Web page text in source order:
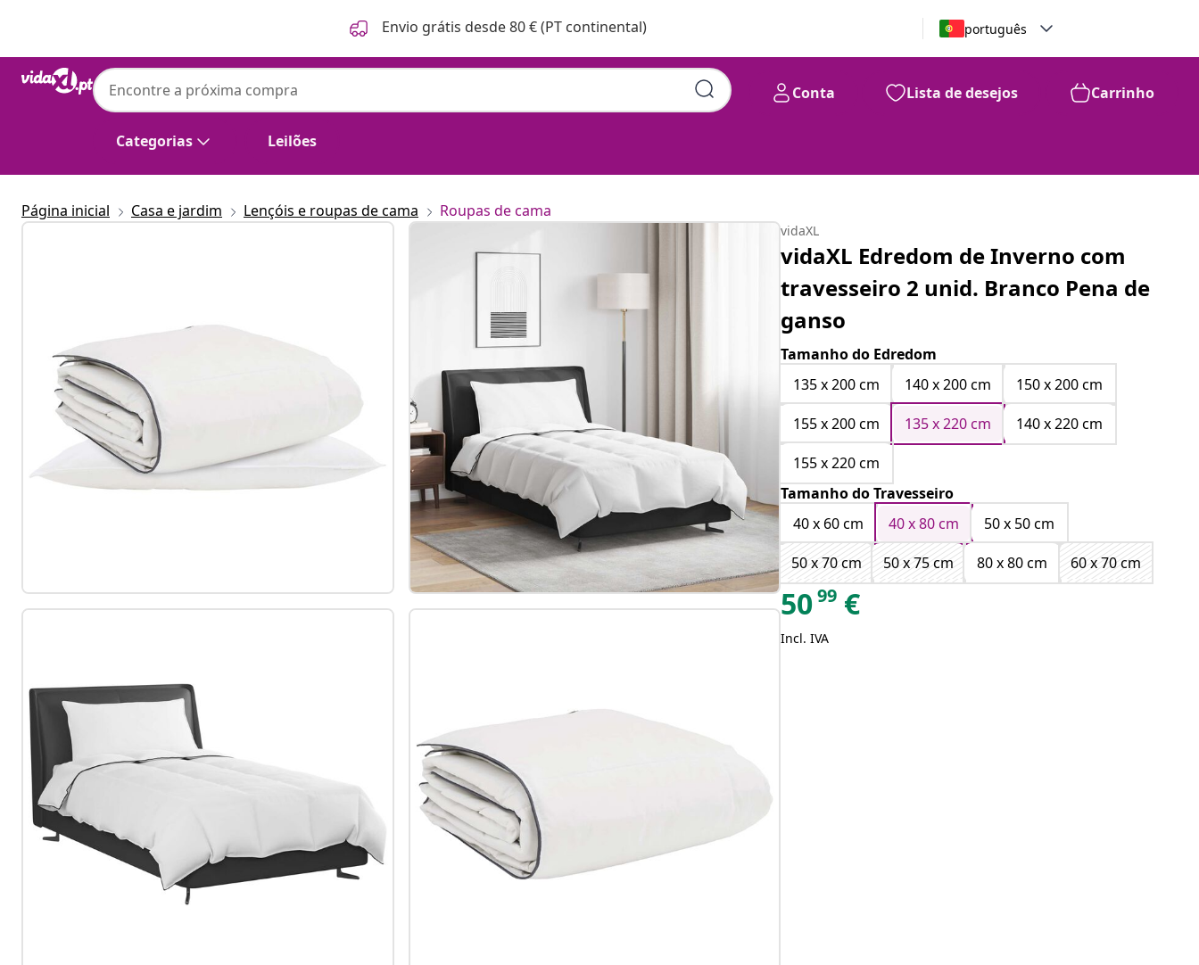
Envio grátis desde 80 € (PT continental) português
Categorias Leilões
Conta Lista de desejos Carrinho
Página inicial Casa e jardim Lençóis e roupas de cama Roupas de cama
vidaXL
vidaXL Edredom de Inverno com
travesseiro 2 unid. Branco Pena de
ganso
Tamanho do Edredom
135 x 200 cm
140 x 200 cm
150 x 200 cm
155 x 200 cm
135 x 220 cm
140 x 220 cm
155 x 220 cm
Tamanho do Travesseiro
40 x 60 cm
40 x 80 cm
50 x 50 cm
50 x 70 cm
50 x 75 cm 80 x 80 cm 60 x 70 cm
5099 €
Incl. IVA